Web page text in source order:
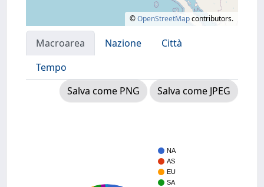
©OpenStreetMapcontributors.
Macroarea Nazione
Città
Tempo
Salva come PNG
Salva come JPEG
NA
AS
EU
SA